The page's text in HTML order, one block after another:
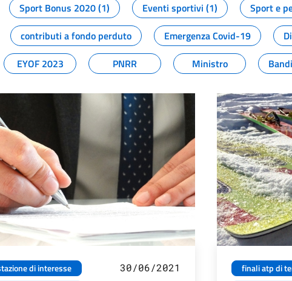
Sport Bonus 2020 (1) Eventi sportivi (1)
Sport e
contributi a fondo perduto Emergenza Covid-19
EYOF 2023 PNRR Ministro
di interesse
30/06/2021 finali atp di